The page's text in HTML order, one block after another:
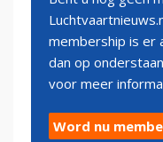
membership is er
dan op
voor meer
Word nu